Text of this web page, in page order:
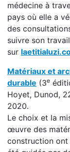
médecine à
pays où elle a
des
suivre son travail
sur
Matériaux et
durable (3e
Hoyet, Dunod,
2020.
Le choix et la
œuvre des
construction